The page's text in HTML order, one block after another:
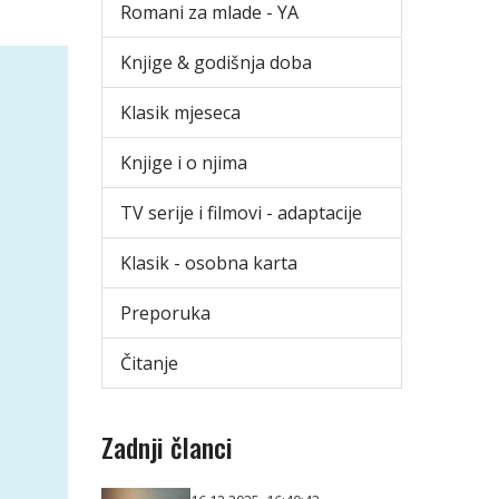
Romani za mlade - YA
Knjige & godišnja doba
Klasik mjeseca
Knjige i o njima
TV serije i filmovi - adaptacije
Klasik - osobna karta
Preporuka
Čitanje
Zadnji članci